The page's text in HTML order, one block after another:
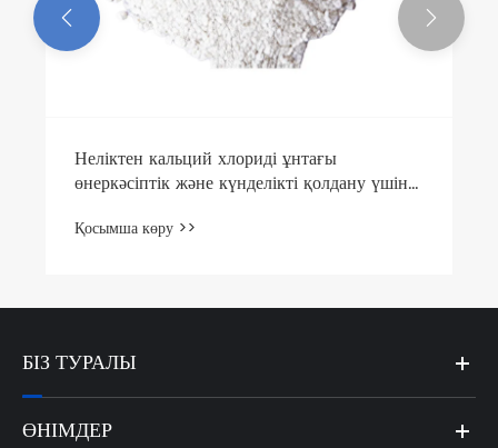
Неліктен кальций хлориді ұнтағы
өнеркәсіптік және күнделікті қолдану үшін
Қосымша көру >>
 
БІЗ ТУРАЛЫ
ӨНІМДЕР